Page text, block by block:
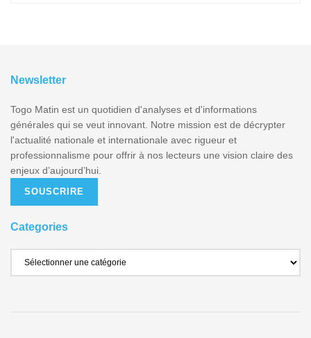
Newsletter
Togo Matin est un quotidien d'analyses et d'informations
générales qui se veut innovant. Notre mission est de décrypter
l'actualité nationale et internationale avec rigueur et
professionnalisme pour offrir à nos lecteurs une vision claire des
enjeux d’aujourd’hui.
SOUSCRIRE
Categories